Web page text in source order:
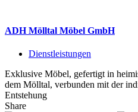
ADH Mölltal Möbel GmbH
Dienstleistungen
Exklusive Möbel, gefertigt in
dem Mölltal, verbunden mit der
Entstehung
Share